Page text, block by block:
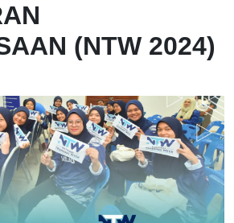
(NTW 2024)